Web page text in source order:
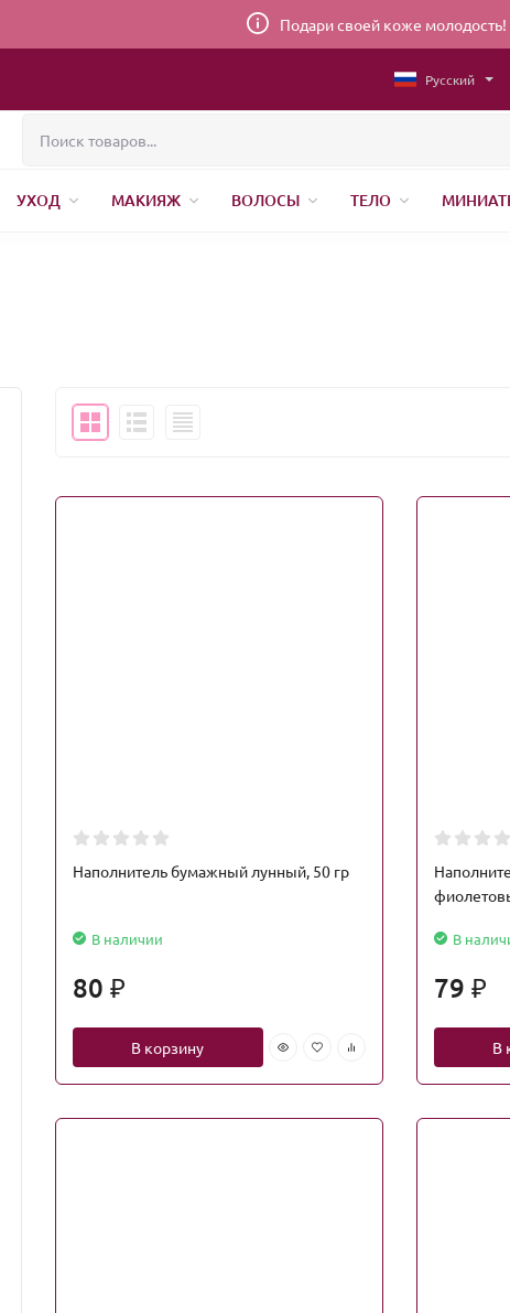
Подари своей коже молодость!
Русский
УХОД МАКИЯЖ ВОЛОСЫ ТЕЛО
Наполнитель бумажный лунный, 50 гр
В наличии
80 ₽
В корзину
В
79 ₽
В